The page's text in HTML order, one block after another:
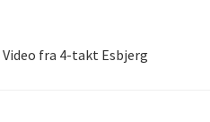
Video fra 4-takt Esbjerg